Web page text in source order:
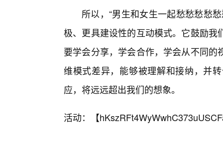
所以，“男生和女生一起愁愁愁愁
极、更具建设性的互动模式。它鼓励
要学会分享，学会合作，学会从不同
维模式差异，能够被理解和接纳，并
应，将远远超出我们的想象。
活动：【